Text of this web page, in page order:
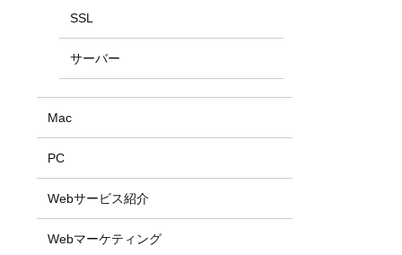
SSL
サーバー
Mac
PC
Webサービス紹介
Webマーケティング